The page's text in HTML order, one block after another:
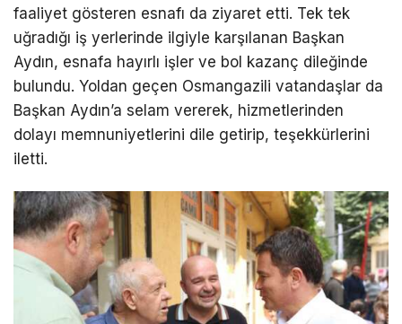
faaliyet gösteren esnafı da ziyaret etti. Tek tek
uğradığı iş yerlerinde ilgiyle karşılanan Başkan
Aydın, esnafa hayırlı işler ve bol kazanç dileğinde
bulundu. Yoldan geçen Osmangazili vatandaşlar da
Başkan Aydın’a selam vererek, hizmetlerinden
dolayı memnuniyetlerini dile getirip, teşekkürlerini
iletti.